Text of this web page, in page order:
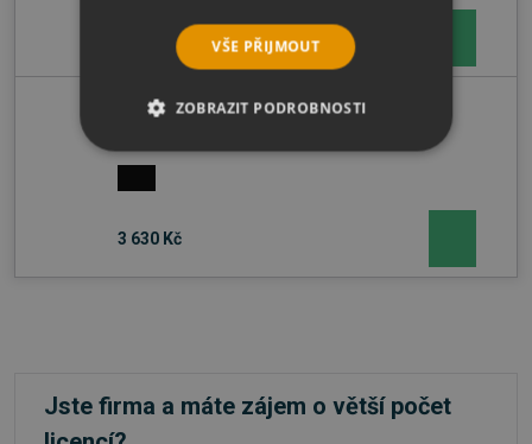
2 420 Kč
Total Commander - 5 Licence
3 630 Kč
Jste firma a máte zájem o větší počet
VŠE PŘIJMOUT
ZOBRAZIT PODROBNOSTI
NEZBYTNĚ NUTNÉ SOUBORY
SOUBORY CÍLENÍ